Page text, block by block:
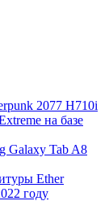
2077 H710i
на базе
Galaxy Tab A8
Ether
году